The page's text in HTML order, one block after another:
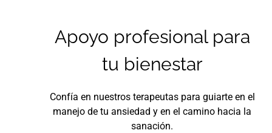
Apoyo profesional para
tu bienestar
Confía en nuestros terapeutas para guiarte en el
manejo de tu ansiedad y en el camino hacia la
sanación.